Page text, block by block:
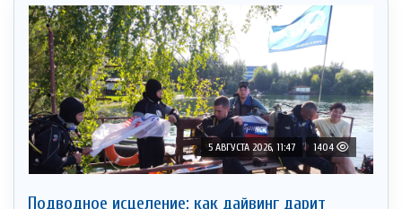
5 АВГУСТА 2026, 11:47 1404
Подводное исцеление: как дайвинг дарит